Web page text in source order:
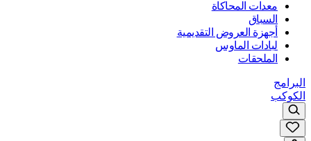
معدات المحاكاة
السباق
أجهزة العروض التقديمية
لبادات الماوس
الملحقات
البرامج
الكوكب